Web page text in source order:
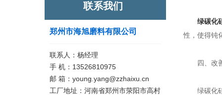
联系我们
郑州市海旭磨料有限公司
联系人：杨经理
手 机：13526810975
邮 箱：young.yang@zzhaixu.cn
工厂地址：河南省郑州市荥阳市高村
绿碳化
性，使得钝
四、改善
绿碳化硅